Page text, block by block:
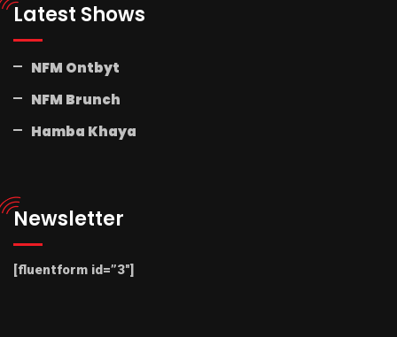
Latest Shows
NFM Ontbyt
NFM Brunch
Hamba Khaya
Newsletter
[fluentform id=”3″]